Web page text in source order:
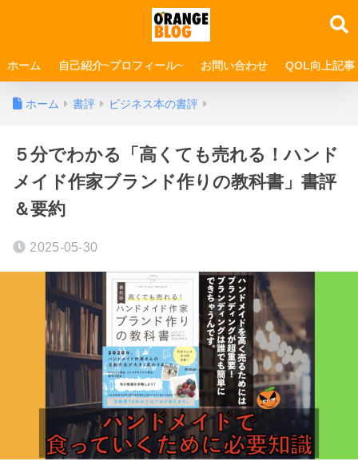
ホーム 自己紹介~プロフィール~ お問い合わせ QOL向上記事
ホーム 書評 ビジネス本の書評
５分でわかる「高くても売れる！ハンド
メイド作家ブランド作りの教科書」書評
＆要約
2025-05-30